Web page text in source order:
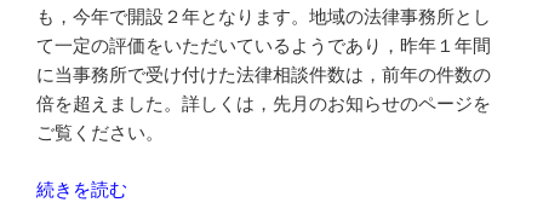
も，今年で開設２年となります。地域の法律事務所とし
て一定の評価をいただいているようであり，昨年１年間
に当事務所で受け付けた法律相談件数は，前年の件数の
倍を超えました。詳しくは，先月のお知らせのページを
ご覧ください。
“多
続きを読む